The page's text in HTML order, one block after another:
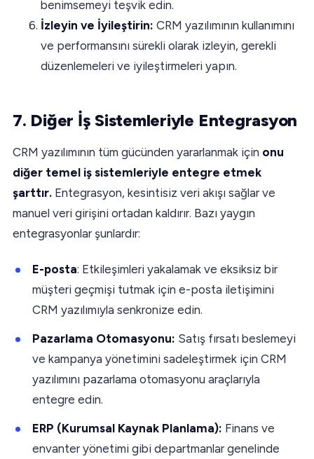
benimsemeyi teşvik edin.
İzleyin ve İyileştirin: CRM yazılımının kullanımını
ve performansını sürekli olarak izleyin, gerekli
düzenlemeleri ve iyileştirmeleri yapın.
7. Diğer İş Sistemleriyle Entegrasyon
CRM yazılımının tüm gücünden yararlanmak için onu
diğer temel iş sistemleriyle entegre etmek
şarttır. Entegrasyon, kesintisiz veri akışı sağlar ve
manuel veri girişini ortadan kaldırır. Bazı yaygın
entegrasyonlar şunlardır:
E-posta: Etkileşimleri yakalamak ve eksiksiz bir
müşteri geçmişi tutmak için e-posta iletişimini
CRM yazılımıyla senkronize edin.
Pazarlama Otomasyonu: Satış fırsatı beslemeyi
ve kampanya yönetimini sadeleştirmek için CRM
yazılımını pazarlama otomasyonu araçlarıyla
entegre edin.
ERP (Kurumsal Kaynak Planlama): Finans ve
envanter yönetimi gibi departmanlar genelinde